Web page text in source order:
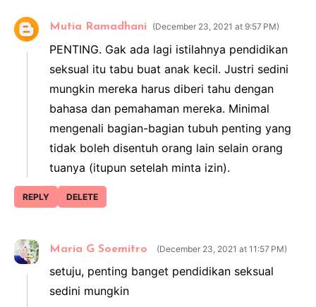
Mutia Ramadhani December 23, 2021 at 9:57 PM
PENTING. Gak ada lagi istilahnya pendidikan
seksual itu tabu buat anak kecil. Justri sedini
mungkin mereka harus diberi tahu dengan
bahasa dan pemahaman mereka. Minimal
mengenali bagian-bagian tubuh penting yang
tidak boleh disentuh orang lain selain orang
tuanya (itupun setelah minta izin).
REPLY DELETE
Maria G Soemitro December 23, 2021 at 11:57 PM
setuju, penting banget pendidikan seksual
sedini mungkin